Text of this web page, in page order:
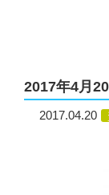
2017年4月
2017.04.20